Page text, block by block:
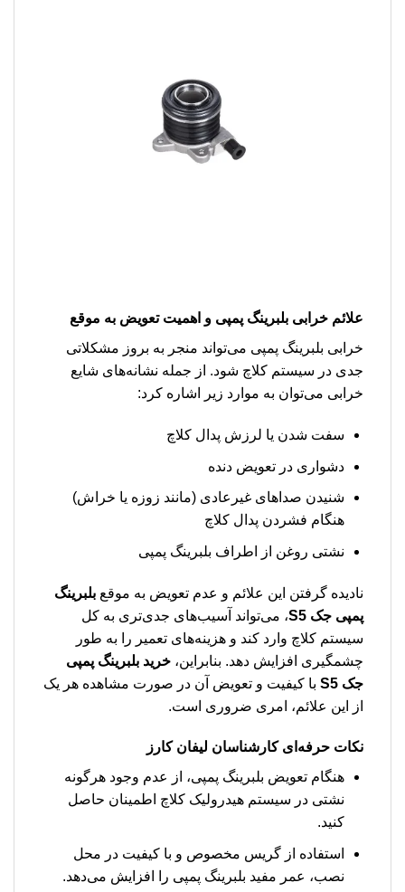
علائم خرابی بلبرینگ پمپی و اهمیت تعویض به موقع
خرابی بلبرینگ پمپی می‌تواند منجر به بروز مشکلاتی
جدی در سیستم کلاچ شود. از جمله نشانه‌های شایع
خرابی می‌توان به موارد زیر اشاره کرد:
سفت شدن یا لرزش پدال کلاچ
دشواری در تعویض دنده
شنیدن صداهای غیرعادی (مانند زوزه یا خراش)
هنگام فشردن پدال کلاچ
نشتی روغن از اطراف بلبرینگ پمپی
نادیده گرفتن این علائم و عدم تعویض به موقع بلبرینگ
پمپی جک S5
، می‌تواند آسیب‌های جدی‌تری به کل
سیستم کلاچ وارد کند و هزینه‌های تعمیر را به طور
چشمگیری افزایش دهد. بنابراین، خرید بلبرینگ پمپی
جک S5
با کیفیت و تعویض آن در صورت مشاهده هر یک
از این علائم، امری ضروری است.
نکات حرفه‌ای کارشناسان لیفان کارز
هنگام تعویض بلبرینگ پمپی، از عدم وجود هرگونه
نشتی در سیستم هیدرولیک کلاچ اطمینان حاصل
کنید.
استفاده از گریس مخصوص و با کیفیت در محل
نصب، عمر مفید بلبرینگ پمپی را افزایش می‌دهد.